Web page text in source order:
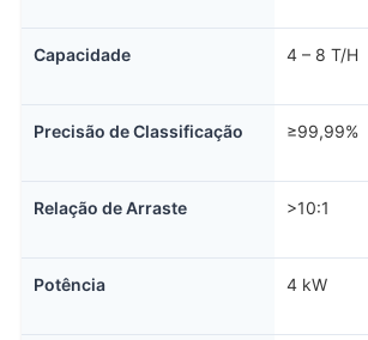
Capacidade 4 – 8 T/H
Precisão de Classificação ≥99,99%
Relação de Arraste >10:1
Potência 4 kW